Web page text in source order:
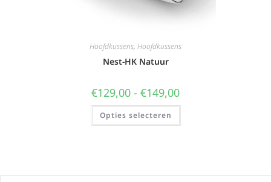
Hoofdkussens, Hoofdkussens
Nest-HK Natuur
€129,00 - €149,00
Opties selecteren